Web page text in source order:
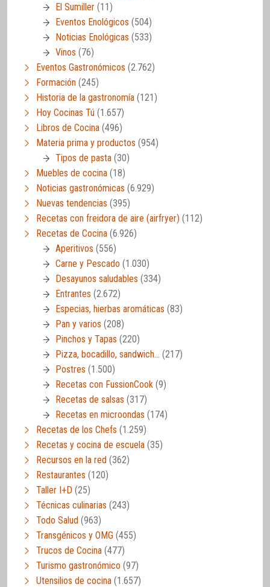
El Sumiller (11)
Eventos Enológicos (504)
Noticias Enológicas (533)
Vinos (76)
Eventos Gastronómicos (2.762)
Formación (245)
Historia de la gastronomía (121)
Hoy Cocinas Tú (1.657)
Libros de Cocina (496)
Materia prima y productos (954)
Tipos de pasta (30)
Muebles de cocina (18)
Noticias gastronómicas (6.929)
Nuevas tendencias (395)
Recetas con freidora de aire (airfryer) (112)
Recetas de Cocina (6.926)
Aperitivos (556)
Carne y Pescado (1.030)
Desayunos saludables (334)
Entrantes (2.672)
Especias, hierbas aromáticas (83)
Pan y varios (208)
Pinchos y Tapas (220)
Pizza, bocadillo, sandwich… (217)
Postres (1.500)
Recetas con FussionCook (9)
Recetas de salsas (317)
Recetas en microondas (174)
Recetas de los Chefs (1.259)
Recetas y cocina de escuela (35)
Recursos en la red (362)
Restaurantes (120)
Taller I+D (25)
Técnicas culinarias (243)
Todo Salud (963)
Transgénicos y OMG (455)
Trucos de Cocina (477)
Turismo gastronómico (97)
Utensilios de cocina (1.657)